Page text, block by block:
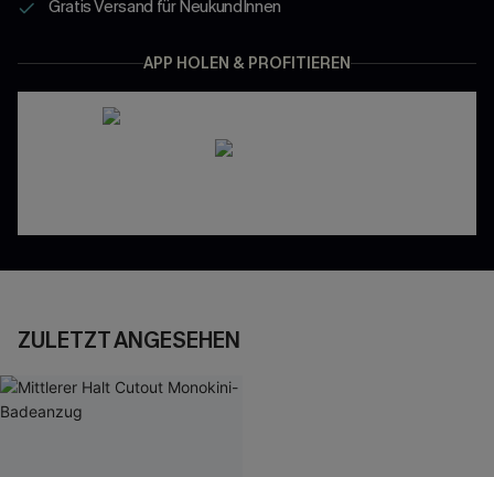
Gratis Versand für NeukundInnen
APP HOLEN & PROFITIEREN
ZULETZT ANGESEHEN